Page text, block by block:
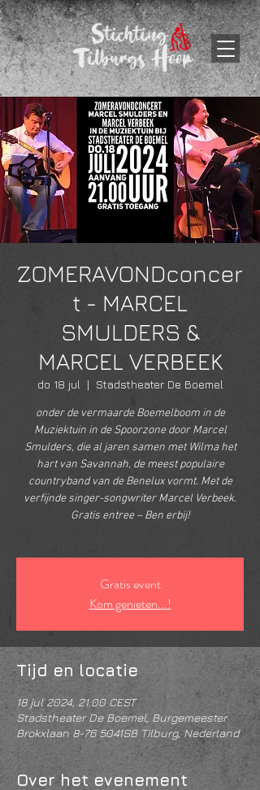
ZOMERAVONDconcer
t - MARCEL
SMULDERS &
MARCEL VERBEEK
do 18 jul
  |
Stadstheater De Boemel
onder de vermaarde Boemelboom in de
Muziektuin in de Spoorzone door Marcel
Smulders, die al jaren samen met Wilma het
hart van Savannah, de meest populaire
countryband van de Benelux vormt. Met de
verfijnde singer-songwriter Marcel Verbeek.
Gratis entree – Ben erbij!
Gratis event
Kom genieten...!
Tijd en locatie
18 jul 2024, 21:00 CEST
Stadstheater De Boemel, Burgemeester
Brokxlaan 8-76 5041SB Tilburg, Nederland
Over het evenement